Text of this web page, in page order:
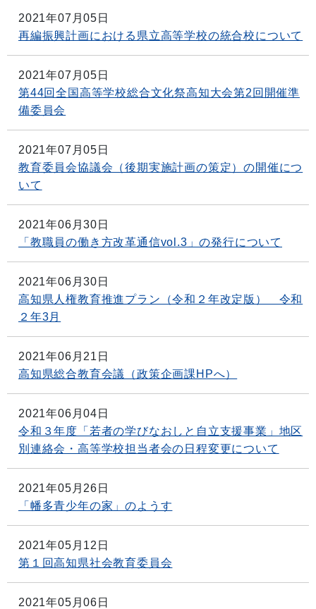
2021年07月05日
再編振興計画における県立高等学校の統合校について
2021年07月05日
第44回全国高等学校総合文化祭高知大会第2回開催準
備委員会
2021年07月05日
教育委員会協議会（後期実施計画の策定）の開催につ
いて
2021年06月30日
「教職員の働き方改革通信vol.3」の発行について
2021年06月30日
高知県人権教育推進プラン（令和２年改定版） 令和
２年3月
2021年06月21日
高知県総合教育会議（政策企画課HPへ）
2021年06月04日
令和３年度「若者の学びなおしと自立支援事業」地区
別連絡会・高等学校担当者会の日程変更について
2021年05月26日
「幡多青少年の家」のようす
2021年05月12日
第１回高知県社会教育委員会
2021年05月06日